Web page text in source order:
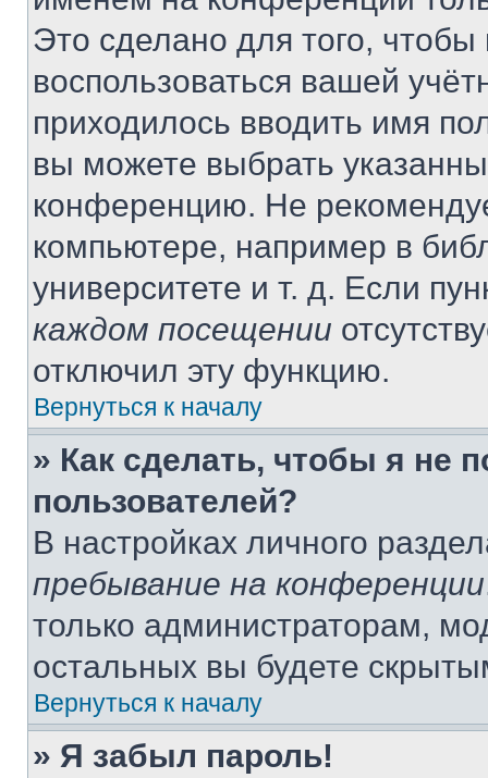
Это сделано для того, чтобы
воспользоваться вашей
приходилось вводить имя
вы можете выбрать
конференцию. Не
компьютере, например в
университете и т. д. Если
каждом посещении
отключил эту функцию.
Вернуться к началу
» Как сделать, чтобы я не
пользователей?
В настройках личного
пребывание на конференции
только администраторам,
остальных вы будете
Вернуться к началу
» Я забыл пароль!